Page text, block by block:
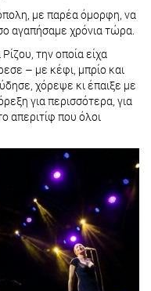
με παρέα όμορφη, να
αγαπήσαμε χρόνια τώρα.
την οποία είχα
– με κέφι, μπρίο και
χόρεψε κι έπαιξε με
για περισσότερα, για
απεριτίφ που όλοι